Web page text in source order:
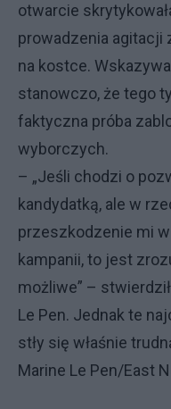
otwarcie
prowadzenia
na kostce.
stanowczo, że tego
faktyczna próba
wyborczych.
– „Jeśli chodzi o
kandydatką, ale w
przeszkodzenie mi
kampanii, to jest
możliwe” –
Le Pen. Jednak te
stły się właśnie
Marine Le Pen/East